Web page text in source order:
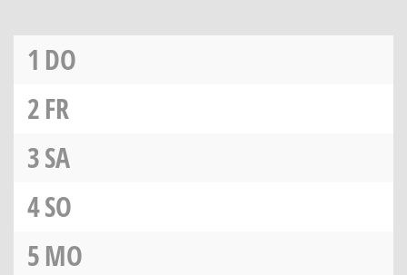
1 DO
2FR
3SA
4SO
5MO